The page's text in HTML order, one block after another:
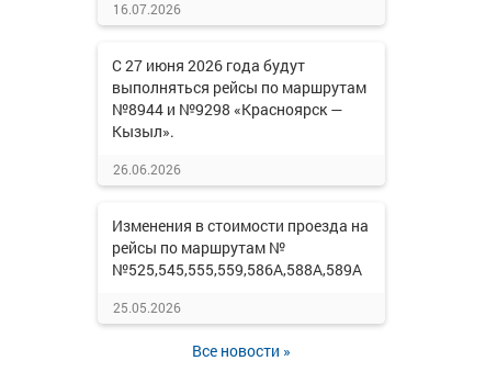
16.07.2026
С 27 июня 2026 года будут
выполняться рейсы по маршрутам
№8944 и №9298 «Красноярск —
Кызыл».
26.06.2026
Изменения в стоимости проезда на
рейсы по маршрутам №
№525,545,555,559,586А,588А,589А
25.05.2026
Все новости »